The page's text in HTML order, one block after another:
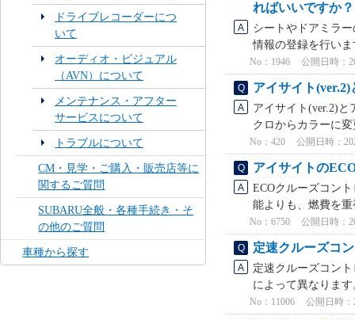
ドライブレコーダーにつ
いて
オーディオ・ビジュアル
（AVN）について
メンテナンス・アフター
サービスについて
トラブルについて
CM・見学・ご購入・販売店等に
関するご質問
SUBARU全般・各種手続き・そ
の他のご質問
車種から探す
ればいいですか？
シートやドアミラ
情報の登録を行い
No：1946 公開日時：
アイサイト
アイサイト(ver.2)
クロからカラーに
No：420 公開日時：
アイサイトの
ECOクルーズコン
能よりも、燃費を
No：6750 公開日時：
定速クルーズコ
定速クルーズコン
によって異なりま
No：11006 公開日時：